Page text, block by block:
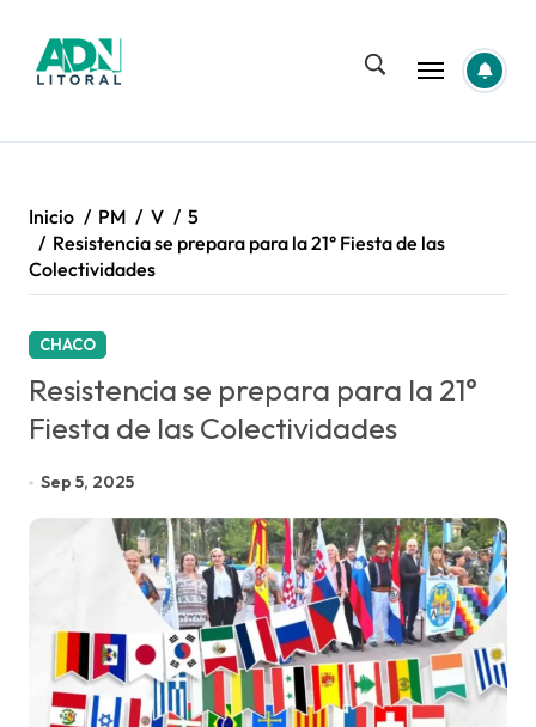
contenido
Inicio PM V
5
Resistencia se prepara para la 21° Fiesta de las
Colectividades
CHACO
Resistencia se prepara para la 21°
Fiesta de las Colectividades
Sep 5, 2025